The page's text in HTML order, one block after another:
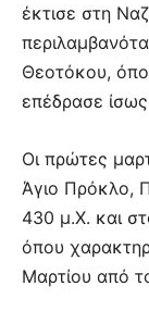
έκτισε στη
Θεοτόκου,
επέδρασε
Οι πρώτες
Άγιο Πρόκλο,
430 μ.Χ. και
όπου
Μαρτίου από